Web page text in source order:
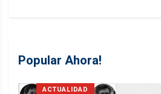
Popular Ahora!
ACTUALIDAD